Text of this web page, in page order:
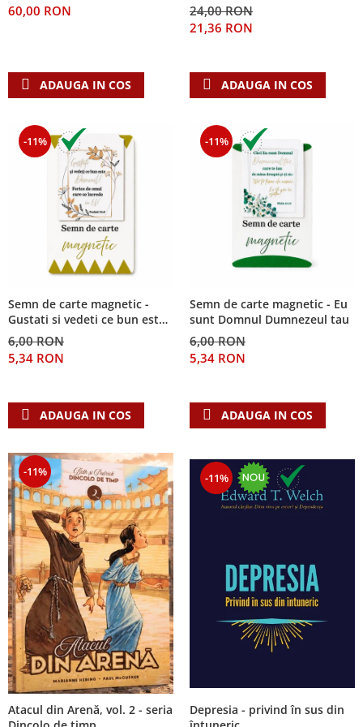
Teologie
Dogmatica
Misiune
Viata crestina
Contemporaneitate
Devotional
Lupta Spirituala
Schimbarea caracterului
Suferinta
Viata din belsug
Viata de zi cu zi
Despre afaceri
Leadership
Mediu
Sanatate / nutritie
60,00 RON
ADAUGA IN COS
24,00 RON
21,36 RON
ADAUGA IN COS
-11%
Semn de carte magnetic -
Gustati si vedeti ce bun este
Domnul!
6,00 RON
5,34 RON
ADAUGA IN COS
-11%
Semn de carte magnetic - Eu
sunt Domnul Dumnezeul tau
6,00 RON
5,34 RON
ADAUGA IN COS
-11%
Atacul din Arenă, vol. 2 - seria
-11%
Depresia - privind în sus din